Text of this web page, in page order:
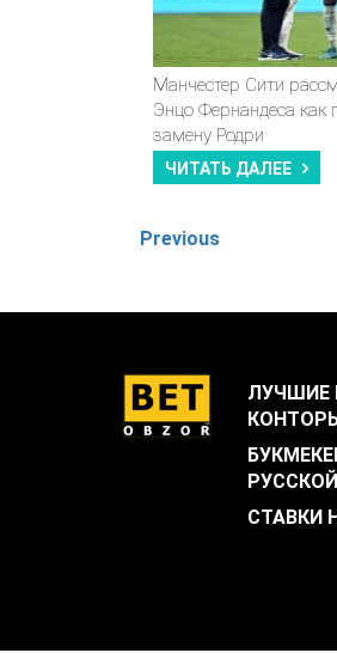
Манчестер Сити
Энцо Фернандеса как
замену Родри
ЧИТАТЬ ДАЛЕЕ
Previous
ЛУЧШИЕ
СТАВКИ